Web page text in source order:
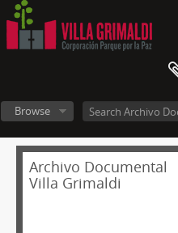
Browse
Archivo Documental
Villa Grimaldi